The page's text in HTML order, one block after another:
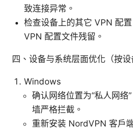
致连接异常。
检查设备上的其它 VPN 配
VPN 配置文件残留。
四、设备与系统层面优化（按设
Windows
确认网络位置为“私人网络
墙严格拦截。
重新安装 NordVPN 客户